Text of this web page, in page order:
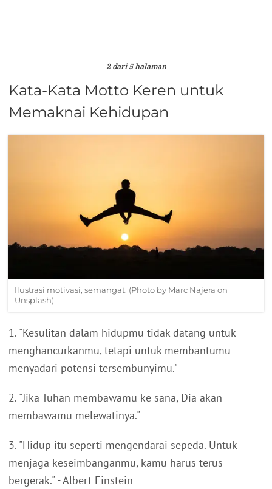
2 dari 5 halaman
Kata-Kata Motto Keren untuk
Memaknai Kehidupan
Ilustrasi motivasi, semangat. (Photo by Marc Najera on
Unsplash)
1. "Kesulitan dalam hidupmu tidak datang untuk
menghancurkanmu, tetapi untuk membantumu
menyadari potensi tersembunyimu."
2. "Jika Tuhan membawamu ke sana, Dia akan
membawamu melewatinya."
3. "Hidup itu seperti mengendarai sepeda. Untuk
menjaga keseimbanganmu, kamu harus terus
bergerak." - Albert Einstein